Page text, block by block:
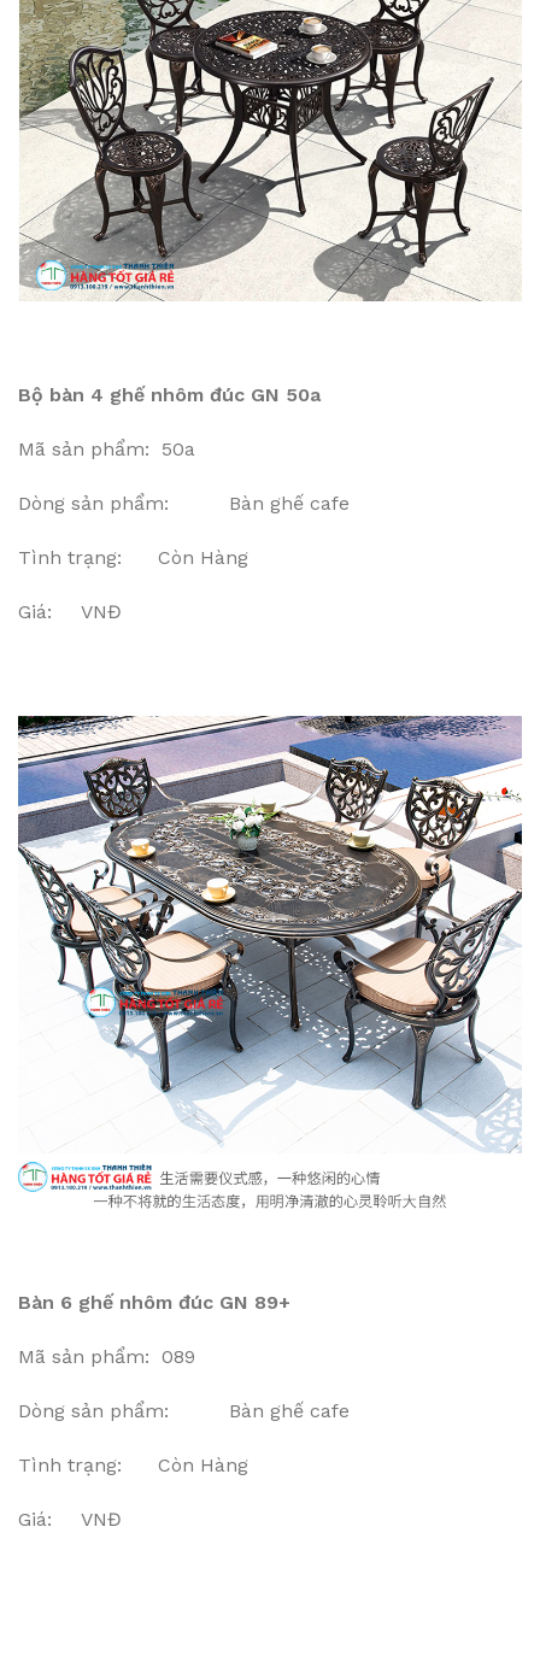
Bộ bàn 4 ghế nhôm đúc GN 50a
Mã sản phẩm: 50a
Dòng sản phẩm: Bàn ghế cafe
Tình trạng: Còn Hàng
Giá: VNĐ
Bàn 6 ghế nhôm đúc GN 89+
Mã sản phẩm: 089
Dòng sản phẩm: Bàn ghế cafe
Tình trạng: Còn Hàng
Giá: VNĐ